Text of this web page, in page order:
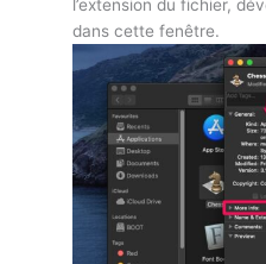
l’extension du fichier,
dans cette fenêtre.